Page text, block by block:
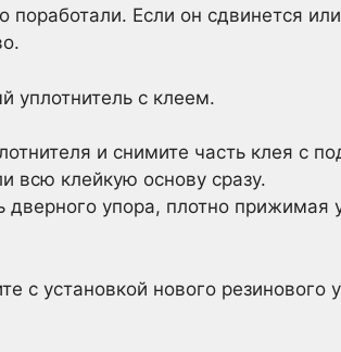
поработали. Если он сдвинется
уплотнитель с клеем.
и снимите часть клея с
всю клейкую основу сразу.
дверного упора, плотно
с установкой нового